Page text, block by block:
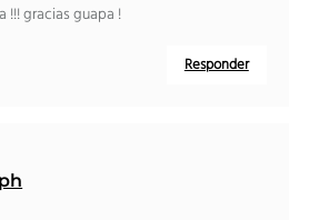
!!! gracias guapa !
Responder